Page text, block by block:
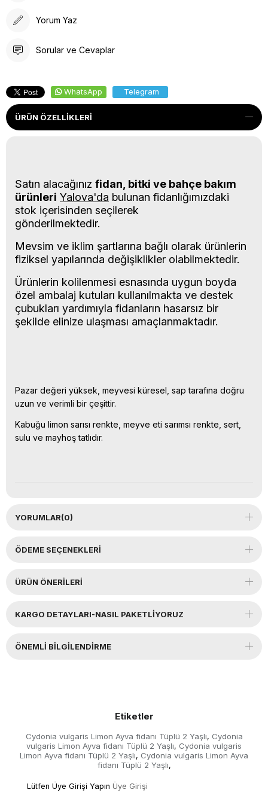
Yorum Yaz
Sorular ve Cevaplar
WhatsApp Telegram
ÜRÜN ÖZELLIKLERI
Satın alacağınız fidan, bitki ve bahçe bakım
ürünleri Yalova'da bulunan fidanlığımızdaki
stok içerisinden seçilerek
gönderilmektedir.
Mevsim ve iklim şartlarına bağlı olarak ürünlerin
fiziksel yapılarında değişiklikler olabilmektedir.
Ürünlerin kolilenmesi esnasında uygun boyda
özel ambalaj kutuları kullanılmakta ve destek
çubukları yardımıyla fidanların hasarsız bir
şekilde elinize ulaşması amaçlanmaktadır.
Pazar değeri yüksek, meyvesi küresel, sap tarafına doğru
uzun ve verimli bir çeşittir.
Kabuğu limon sarısı renkte, meyve eti sarımsı renkte, sert,
sulu ve mayhoş tatlıdır.
YORUMLAR(0)
ÖDEME SEÇENEKLERI
ÜRÜN ÖNERILERI
KARGO DETAYLARI-NASIL PAKETLİYORUZ
ÖNEMLI BILGILENDIRME
Etiketler
Cydonia vulgaris Limon Ayva fidanı Tüplü 2 Yaşlı, Cydonia
vulgaris Limon Ayva fidanı Tüplü 2 Yaşlı, Cydonia vulgaris
Limon Ayva fidanı Tüplü 2 Yaşlı, Cydonia vulgaris Limon Ayva
fidanı Tüplü 2 Yaşlı,
Lütfen Üye Girişi Yapın Üye Girişi